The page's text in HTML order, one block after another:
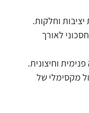
וחלקות.
לאורך
וחיצונית.
מקסימלי של